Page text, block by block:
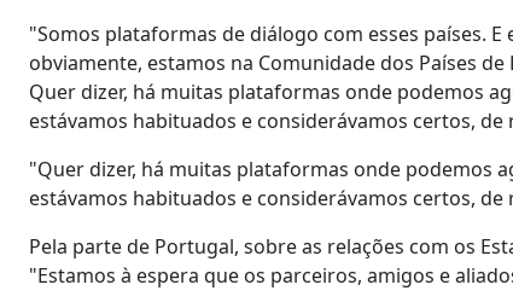
"Somos plataformas de diálogo com esses países.
obviamente, estamos na Comunidade dos Países
Quer dizer, há muitas plataformas onde podemos
estávamos habituados e considerávamos certos,
"Quer dizer, há muitas plataformas onde podemos
estávamos habituados e considerávamos certos,
Pela parte de Portugal, sobre as relações com os
"Estamos à espera que os parceiros, amigos e